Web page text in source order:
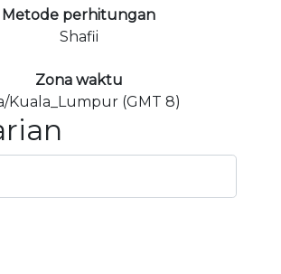
Metode perhitungan
Shafii
Zona waktu
Kuala_Lumpur (GMT 8)